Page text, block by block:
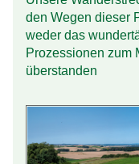
den Wegen dieser
weder das
Prozessionen zum
überstanden